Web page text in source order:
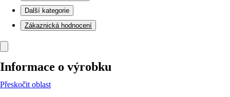
Další kategorie
Zákaznická hodnocení
Informace o výrobku
Přeskočit oblast